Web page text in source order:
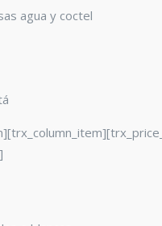
agua y coctel